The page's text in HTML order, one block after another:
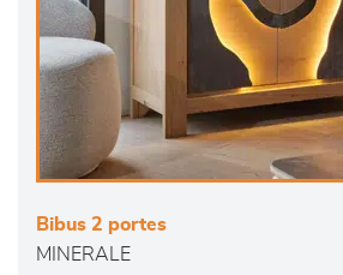
Bibus 2 portes
MINERALE